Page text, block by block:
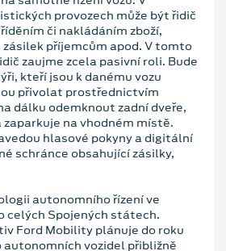
provozech může být řidič
či nakládáním zboží,
příjemcům apod. V tomto
zaujme zcela pasivní roli. Bude
kteří jsou k danému vozu
přivolat prostřednictvím
dálku odemknout zadní dveře,
zaparkuje na vhodném místě.
hlasové pokyny a digitální
schránce obsahující zásilky,
autonomního řízení ve
celých Spojených státech.
Ford Mobility plánuje do roku
vozidel přibližně